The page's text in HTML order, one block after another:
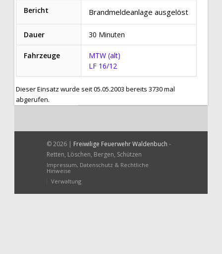
Bericht Brandmeldeanlage ausgelöst
Dauer 30 Minuten
Fahrzeuge
MTW (alt)
LF 16/12
Dieser Einsatz wurde seit 05.05.2003 bereits 3730 mal
abgerufen.
© 2026 | Freiwilige Feuerwehr Waldenbuch -
Retten, Löschen, Bergen, Schützen
Impressum, Datenschutz & Rechtliche
Hinweise
Verwaltung